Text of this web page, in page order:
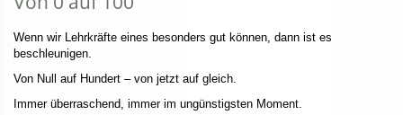
Wenn wir Lehrkräfte eines besonders gut können, dann ist es
beschleunigen.
Von Null auf Hundert – von jetzt auf gleich.
Immer überraschend, immer im ungünstigsten Moment.